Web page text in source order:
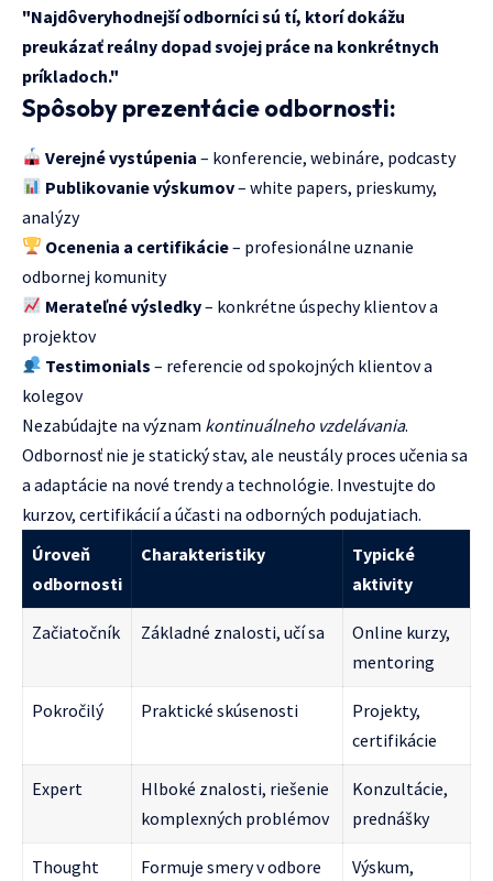
"Najdôveryhodnejší odborníci sú tí, ktorí dokážu
preukázať reálny dopad svojej práce na konkrétnych
príkladoch."
Spôsoby prezentácie odbornosti:
Verejné vystúpenia – konferencie, webináre, podcasty
Publikovanie výskumov– white papers, prieskumy,
analýzy
Ocenenia a certifikácie– profesionálne uznanie
odbornej komunity
Merateľné výsledky– konkrétne úspechy klientov a
projektov
Testimonials – referencie od spokojných klientov a
kolegov
Nezabúdajte na význam kontinuálneho vzdelávania.
Odbornosť nie je statický stav, ale neustály proces učenia sa
a adaptácie na nové trendy a technológie. Investujte do
kurzov, certifikácií a účasti na odborných podujatiach.
Úroveň
odbornosti
Charakteristiky
Typické
aktivity
Začiatočník Základné znalosti, učí sa
Online kurzy,
mentoring
Pokročilý Praktické skúsenosti
Projekty,
certifikácie
Expert
Hlboké znalosti, riešenie
komplexných problémov
Konzultácie,
prednášky
Thought
Formuje smery v odbore
Výskum,